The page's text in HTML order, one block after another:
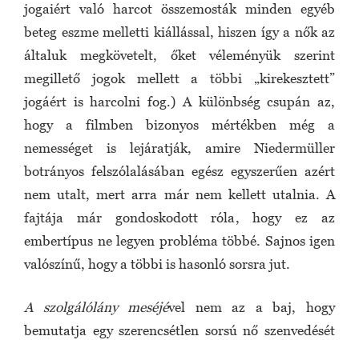
jogaiért való harcot összemosták minden egyéb
beteg eszme melletti kiállással, hiszen így a nők az
általuk megkövetelt, őket véleményük szerint
megillető jogok mellett a többi „kirekesztett”
jogáért is harcolni fog.) A különbség csupán az,
hogy a filmben bizonyos mértékben még a
nemességet is lejáratják, amire Niedermüller
botrányos felszólalásában egész egyszerűen azért
nem utalt, mert arra már nem kellett utalnia. A
fajtája már gondoskodott róla, hogy ez az
embertípus ne legyen probléma többé. Sajnos igen
valószínű, hogy a többi is hasonló sorsra jut.
A szolgálólány meséjével nem az a baj, hogy
bemutatja egy szerencsétlen sorsú nő szenvedését